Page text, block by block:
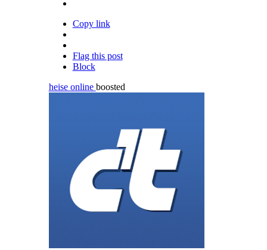
Copy link
Flag this post
Block
heise online boosted